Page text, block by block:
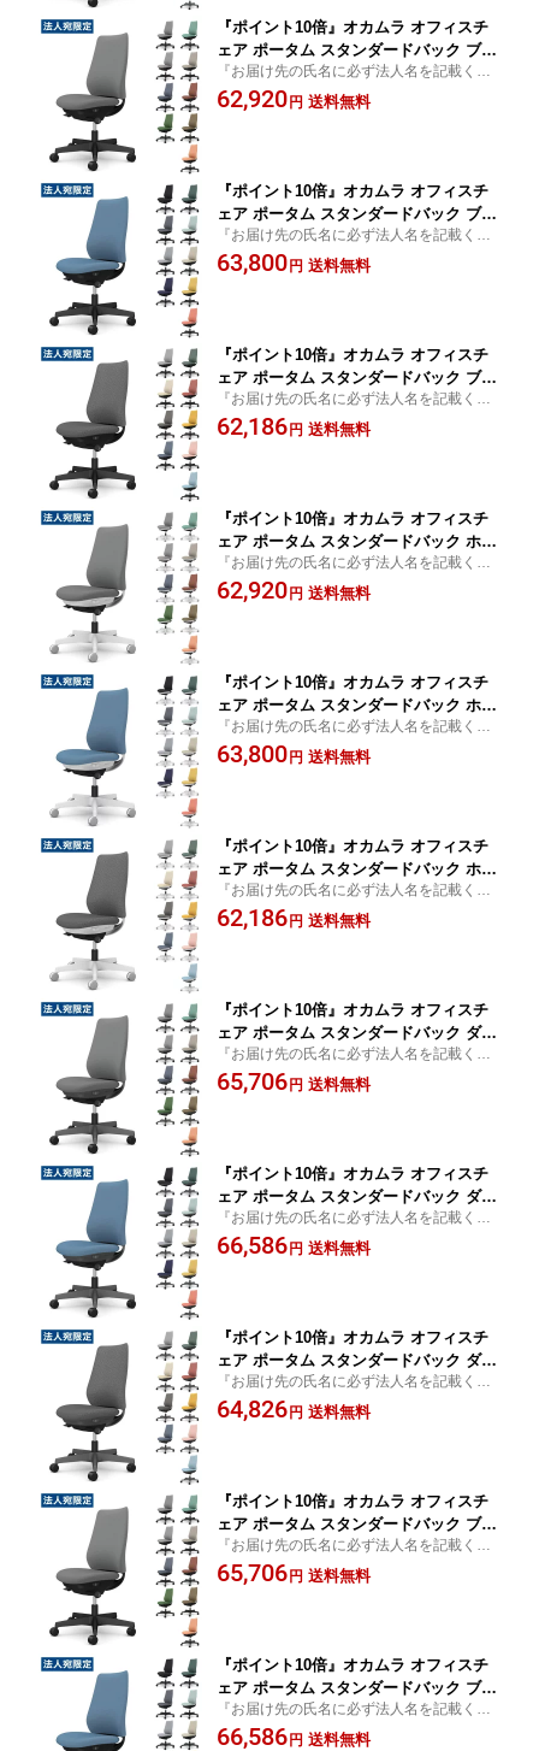
『ポイント10倍』オカムラ オフィスチ
ェア ポータム スタンダードバック ブラ
ックフレーム 背クッション 肘なし ナイ
ロンキャスター ツイル CF13XR FKY/Z
『お届け先の氏名に必ず法人名を記載くだ
さい』椅子 オフィス家具 OAチェア デスク
チェア Potam
62,920 円 送料無料
『ポイント10倍』オカムラ オフィスチ
ェア ポータム スタンダードバック ブラ
ックフレーム 背クッション 肘なし ナイ
ロンキャスター リネット CF13XR FRU
『お届け先の氏名に必ず法人名を記載くだ
さい』椅子 オフィス家具 OAチェア デスク
チェア Potam
63,800 円 送料無料
『ポイント10倍』オカムラ オフィスチ
ェア ポータム スタンダードバック ブラ
ックフレーム 背クッション 肘なし ナイ
ロンキャスター インターロック CF13X
『お届け先の氏名に必ず法人名を記載くだ
さい』椅子 オフィス家具 OAチェア デスク
チェア Potam
62,186 円 送料無料
『ポイント10倍』オカムラ オフィスチ
ェア ポータム スタンダードバック ホワ
イトフレーム 背クッション 肘なし ナイ
ロンキャスター ツイル CF13XW FKY/Z
『お届け先の氏名に必ず法人名を記載くだ
さい』椅子 オフィス家具 OAチェア デスク
チェア Potam
62,920 円 送料無料
『ポイント10倍』オカムラ オフィスチ
ェア ポータム スタンダードバック ホワ
イトフレーム 背クッション 肘なし ナイ
ロンキャスター リネット CF13XW FRU
『お届け先の氏名に必ず法人名を記載くだ
さい』椅子 オフィス家具 OAチェア デスク
チェア Potam
63,800 円 送料無料
『ポイント10倍』オカムラ オフィスチ
ェア ポータム スタンダードバック ホワ
イトフレーム 背クッション 肘なし ナイ
ロンキャスター インターロック CF13X
『お届け先の氏名に必ず法人名を記載くだ
さい』椅子 オフィス家具 OAチェア デスク
チェア Potam
62,186 円 送料無料
『ポイント10倍』オカムラ オフィスチ
ェア ポータム スタンダードバック ダー
クグレーフレーム 背クッション 肘なし
ウレタンキャスター ツイル CF13ZA FK
『お届け先の氏名に必ず法人名を記載くだ
さい』椅子 オフィス家具 OAチェア デスク
チェア Potam
65,706 円 送料無料
『ポイント10倍』オカムラ オフィスチ
ェア ポータム スタンダードバック ダー
クグレーフレーム 背クッション 肘なし
ウレタンキャスター リネット CF13ZA
『お届け先の氏名に必ず法人名を記載くだ
さい』椅子 オフィス家具 OAチェア デスク
チェア Potam
66,586 円 送料無料
『ポイント10倍』オカムラ オフィスチ
ェア ポータム スタンダードバック ダー
クグレーフレーム 背クッション 肘なし
ウレタンキャスター インターロック CF
『お届け先の氏名に必ず法人名を記載くだ
さい』椅子 オフィス家具 OAチェア デスク
チェア Potam
64,826 円 送料無料
『ポイント10倍』オカムラ オフィスチ
ェア ポータム スタンダードバック ブラ
ックフレーム 背クッション 肘なし ウレ
タンキャスター ツイル CF13ZR FKY/Z
『お届け先の氏名に必ず法人名を記載くだ
さい』椅子 オフィス家具 OAチェア デスク
チェア Potam
65,706 円 送料無料
『ポイント10倍』オカムラ オフィスチ
ェア ポータム スタンダードバック ブラ
ックフレーム 背クッション 肘なし ウレ
タンキャスター リネット CF13ZR FRU
『お届け先の氏名に必ず法人名を記載くだ
さい』椅子 オフィス家具 OAチェア デスク
66,586 円 送料無料